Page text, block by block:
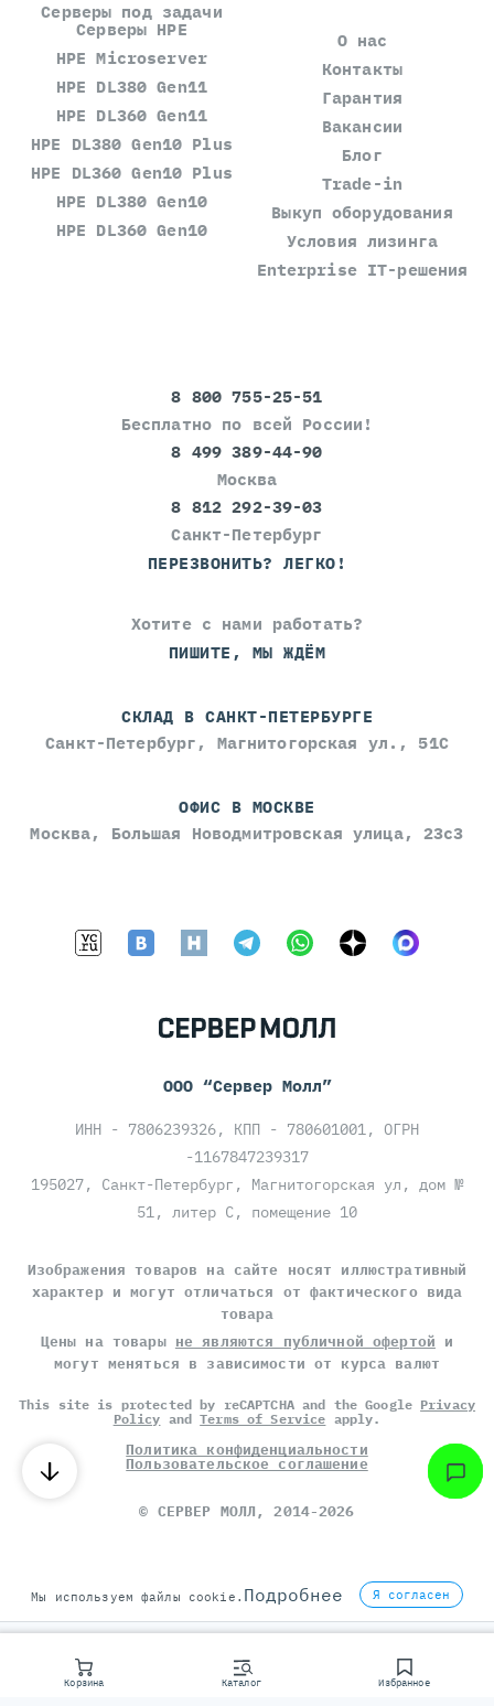
Корзина Каталог Избранное
Серверы под задачи
Серверы HPE
HPE Microserver
HPE DL380 Gen11
HPE DL360 Gen11
HPE DL380 Gen10 Plus
HPE DL360 Gen10 Plus
HPE DL380 Gen10
HPE DL360 Gen10
О нас
Контакты
Гарантия
Вакансии
Блог
Trade-in
Выкуп оборудования
Условия лизинга
Enterprise IT-решения
8 800 755-25-51
Бесплатно по всей России!
8 499 389-44-90
Москва
8 812 292-39-03
Санкт-Петербург
ПЕРЕЗВОНИТЬ? ЛЕГКО!
Хотите с нами работать?
ПИШИТЕ, МЫ ЖДЁМ
СКЛАД В САНКТ-ПЕТЕРБУРГЕ
Санкт-Петербург, Магнитогорская ул., 51С
ОФИС В МОСКВЕ
Москва, Большая Новодмитровская улица, 23с3
ООО “Сервер Молл”
ИНН - 7806239326, КПП - 780601001, ОГРН
-1167847239317
195027, Санкт-Петербург, Магнитогорская ул, дом №
51, литер С, помещение 10
Изображения товаров на сайте носят иллюстративный
характер и могут отличаться от фактического вида
товара
Цены на товары не являются публичной офертой и
могут меняться в зависимости от курса валют
This site is protected by reCAPTCHA and the Google Privacy
Policy andTerms of Service apply.
Политика конфиденциальности
Пользовательское соглашение
© СЕРВЕР МОЛЛ, 2014-2026
Мы используем файлы cookie. Подробнее Я согласен